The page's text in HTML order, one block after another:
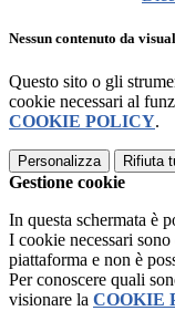
Nessun contenuto da
Questo sito o gli
cookie necessari al
COOKIE POLICY.
Personalizza Rifiuta
Gestione cookie
In questa schermata è
I cookie necessari
piattaforma e non è
Per conoscere quali
visionare la COOKIE